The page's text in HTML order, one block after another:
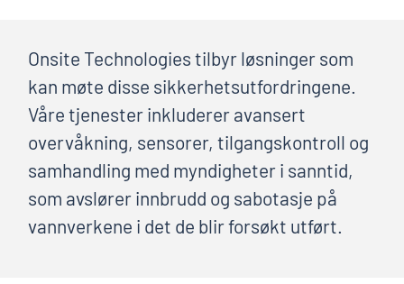
Onsite Technologies tilbyr løsninger som
kan møte disse sikkerhetsutfordringene.
Våre tjenester inkluderer avansert
overvåkning, sensorer, tilgangskontroll og
samhandling med myndigheter i sanntid,
som avslører innbrudd og sabotasje på
vannverkene i det de blir forsøkt utført.